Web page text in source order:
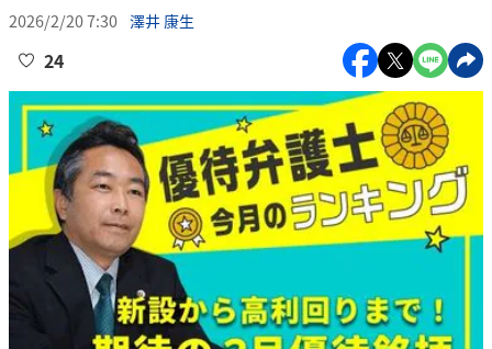
2026/2/20 7:30 澤井 康生
24